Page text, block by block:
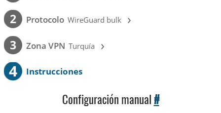
2 Protocolo WireGuard bulk ›
3 Zona VPN Turquía ›
4 Instrucciones
Configuración manual #